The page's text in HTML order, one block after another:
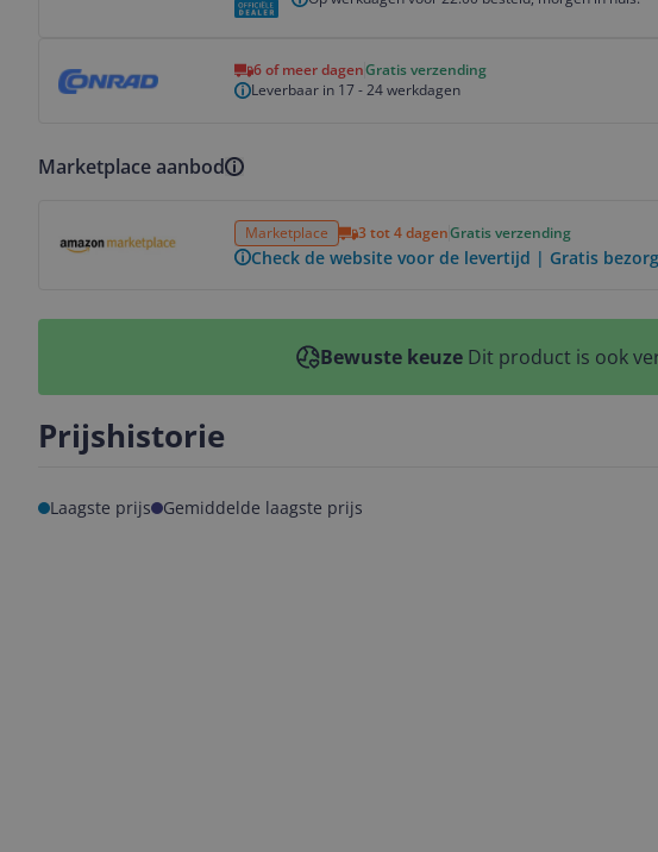
6 of meer dagenGratis verzending
Leverbaar in 17 - 24 werkdagen
Marketplace aanbod
Marketplace 3 tot 4 dagenGratis verzending
Check de website voor de levertijd | Gratis
Bewuste keuze Dit product is ook
Prijshistorie
Laagste prijs Gemiddelde laagste prijs